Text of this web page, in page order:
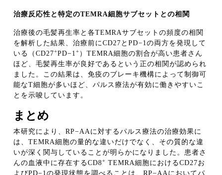
治療反応性と特定のTEMRA細胞サブセットとの相関
治療後の毛髪再生率と各TEMRAサブセットの頻度の相関
を解析した結果、治療前にCD27とPD−1の両方を発現して
いる（CD27+PD−1 + ）TEMRA細胞の割合が高い患者さん
ほど、毛髪再生率が良好であるという正の相関が認められ
ました。この結果は、免疫のブレーキ機構によって制御可
能なT細胞が多いほど、パルス療法が有効に働きやすいこ
とを示唆しています。
まとめ
本研究により、RP−AAに対するパルス療法の治療効果に
は、TEMRA細胞の量的な違いだけでなく、その質的な違
いが深く関与していることが明らかになりました。患者さ
んの血液中に存在するCD8+ TEMRA細胞におけるCD27お
よびPD−1の発現状態を調べることは、RP−AAにおいてパ